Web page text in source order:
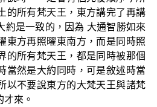
的所有梵天王，東方講完了再講
約是一致的，因為 大通智勝如來
東方再照曜東南方，而是同時照
的所有梵天王，都是同時被那個
當然是大約同時，可是敘述時當
以不要說東方的大梵天王與諸梵
來。